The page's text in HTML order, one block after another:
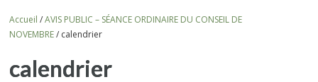
Accueil /AVIS PUBLIC – SÉANCE ORDINAIRE DU CONSEIL DE
NOVEMBRE/ calendrier
calendrier